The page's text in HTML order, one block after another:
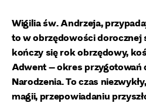
Wigilia św. Andrzeja,
to w obrzędowości dorocznej
kończy się rok obrzędowy,
Adwent – okres przygotowań
Narodzenia. To czas
magii, przepowiadaniu